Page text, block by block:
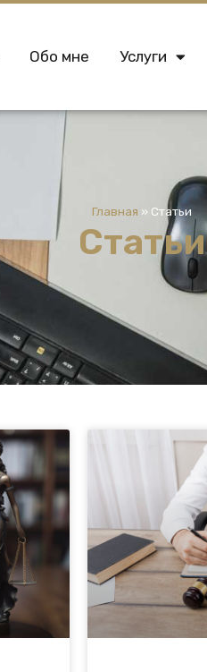
Обо мне Услуги
Главная » Статьи
Статьи